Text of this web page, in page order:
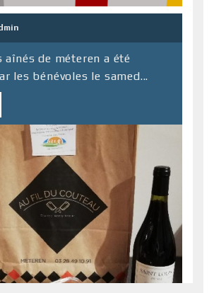
aînés de méteren a été
les bénévoles le samed...